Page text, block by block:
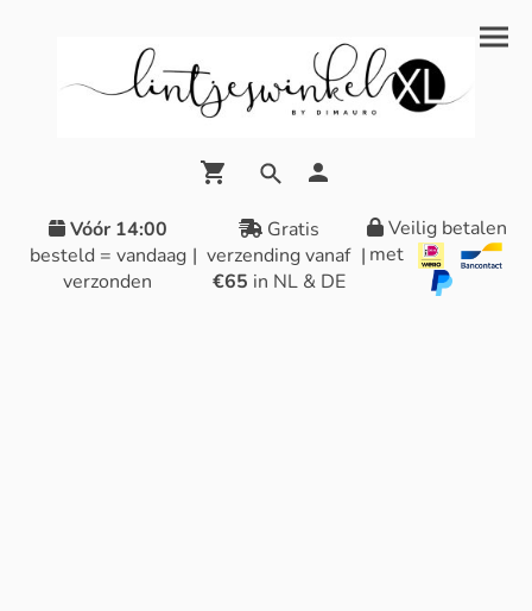
Vóór 14:00
besteld = vandaag
verzonden
|
Gratis
verzending vanaf
€65 in NL & DE
|
Veilig betalen
met